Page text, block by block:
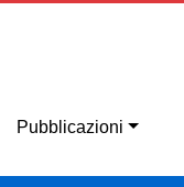
Pubblicazioni